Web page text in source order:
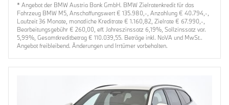
* Angebot der BMW Austria Bank GmbH. BMW Zielratenkredit für das
Fahrzeug BMW M5, Anschaffungswert € 135.980,-, Anzahlung € 40.794,-,
Laufzeit 36 Monate, monatliche Kreditrate € 1.160,82, Zielrate € 67.990,-,
Bearbeitungsgebühr € 260,00, eff. Jahreszinssatz 6,19%, Sollzinssatz var.
5,99%, Gesamtkreditbetrag € 110.039,55. Beträge inkl. NoVA und MwSt..
Angebot freibleibend. Änderungen und Irrtümer vorbehalten.